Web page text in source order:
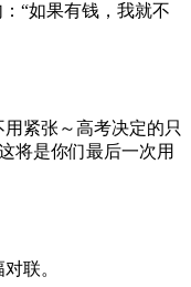
“如果有钱，我就不
紧张～高考决定的只
将是你们最后一次用
联。